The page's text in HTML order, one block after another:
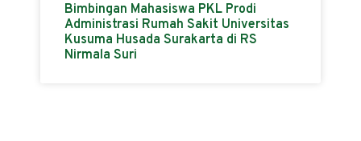
Bimbingan Mahasiswa PKL Prodi
Administrasi Rumah Sakit Universitas
Kusuma Husada Surakarta di RS
Nirmala Suri